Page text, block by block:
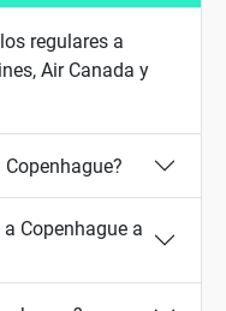
regulares a
Air Canada y
Copenhague a